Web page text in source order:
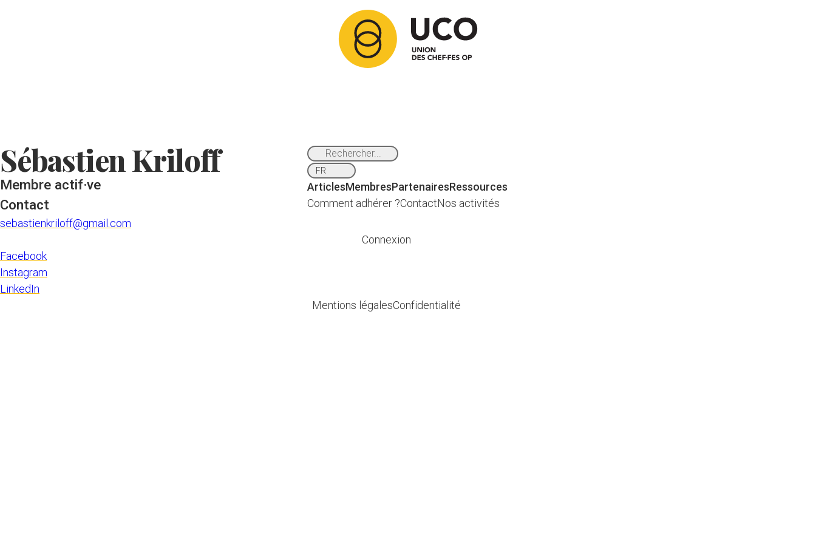
ArticlesMembresPartenairesRessources
Comment adhérer ?ContactNos activités
Sébastien Kriloff
Membre actif·ve
Contact
sebastienkriloff@gmail.com
Connexion
Facebook
Instagram
LinkedIn
Mentions légalesConfidentialité